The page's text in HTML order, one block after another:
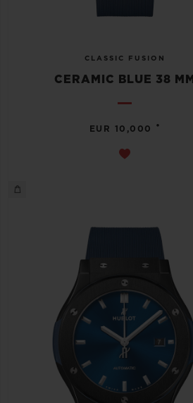
CLASSIC FUSION
CERAMIC BLUE 38 MM
EUR 10,000 •